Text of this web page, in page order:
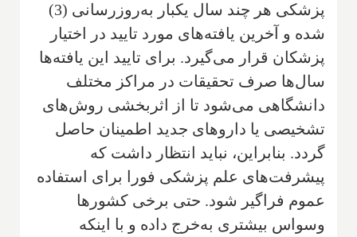
پزشکی هر چند سال یکبار به‌روزرسانی (3)
شده و آخرین یافته‌های مورد تایید در اختیار
پزشکان قرار می‌گیرد. برای تایید این یافته‎‌ها
سال‌ها صرف تحقیقات در مراکز مختلف
دانشگاهی می‌شود تا از اثربخشی روش‌های
تشخیصی یا داروهای جدید اطمینان حاصل
گردد. بنابراین، نباید انتظار داشت که
پیشرفت‌های علم پزشکی فورا برای استفاده
عموم فراگیر شود. حتی برخی کشورها
وسواس بیشتری به‌خرج داده و با اینکه